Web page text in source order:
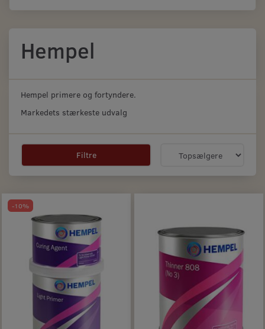
Hempel
Hempel primere og fortyndere.
Markedets stærkeste udvalg
Filtre
-10%